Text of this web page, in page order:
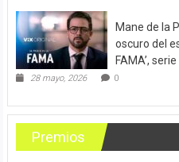
Mane de la
oscuro del
FAMA’,
28 mayo, 2026 0
Premios